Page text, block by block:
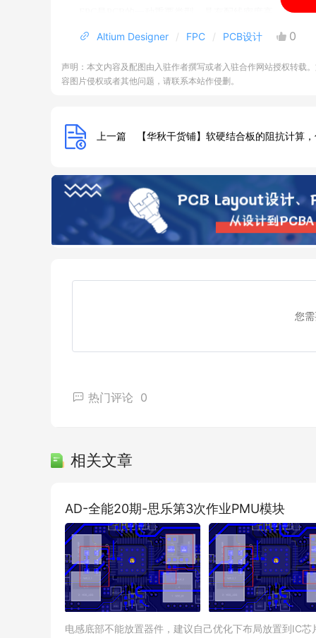
FPC是PCB的一种重要类型，具有配线密度高、重量
具有较高壁垒，在照明、动力电池、智能座舱等模块
可达传统汽车的5~8倍，在未来，FPC行业有望进入快
目
不再成噩梦。
FPC软板必学课程。
目，从而成为一名更加优秀的电子工程师。
标明确直击重点；②实战式手把手带学，让学员感受
Altium Designer FPC PCB设计 0
声明：本文内容及配图由入驻作者撰写或者入驻合作网站授权转载
容图片侵权或者其他问题，请联系本站作侵删。
上一篇 【华秋干货铺】软硬结合板的阻抗计算
您
热门评论 0
相关文章
AD-全能20期-思乐第3次作业PMU模块
电感底部不能放置器件，建议自己优化下布局放置到IC